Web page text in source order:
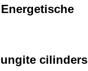
cilinders